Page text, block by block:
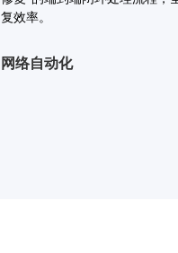
复效率。
网络自动化